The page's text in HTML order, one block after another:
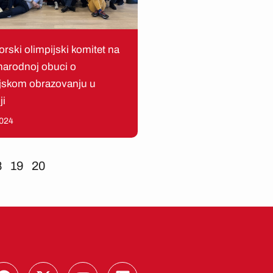
olimpijski komitet na
obuci o
obrazovanju u
19 20
F
X
Y
L